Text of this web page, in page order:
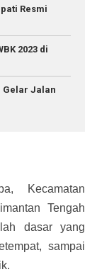
Resmi
2023 di
Gelar Jalan
Kecamatan
Tengah
dasar yang
sampai